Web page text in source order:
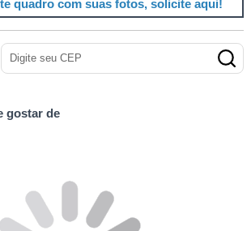
quadro com suas fotos, solicite aqui!
gostar de